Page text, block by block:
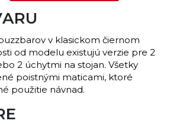
v klasickom čiernom
od modelu existujú verzie pre 2
2 úchytmi na stojan. Všetky
poistnými maticami, ktoré
použitie návnad.